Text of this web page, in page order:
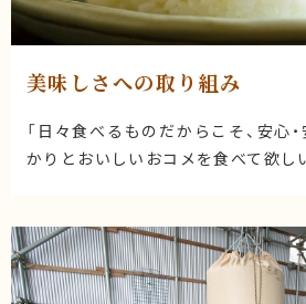
美味しさへの取り組み
「日々食べるものだからこそ、安心
かりとおいしいおコメを食べて欲し